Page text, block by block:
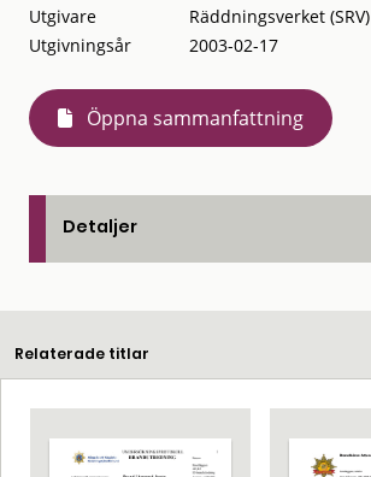
Utgivare
Räddningsverket (SRV)
Utgivningsår
2003-02-17
Öppna sammanfattning
Detaljer
Relaterade titlar